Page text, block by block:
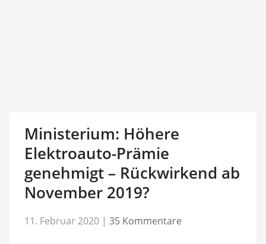
Ministerium: Höhere
Elektroauto-Prämie
genehmigt – Rückwirkend ab
November 2019?
11. Februar 2020 | 35 Kommentare